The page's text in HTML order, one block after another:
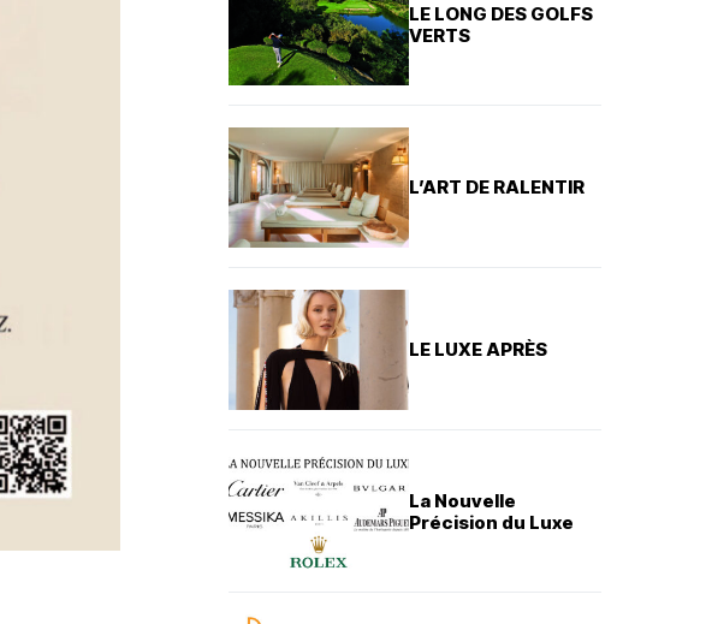
LE LONG DES GOLFS
VERTS
L’ART DE RALENTIR
LE LUXE APRÈS
La Nouvelle
Précision du Luxe